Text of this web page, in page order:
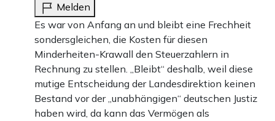
Melden
Es war von Anfang an und bleibt eine Frechheit
sondersgleichen, die Kosten für diesen
Minderheiten-Krawall den Steuerzahlern in
Rechnung zu stellen. „Bleibt“ deshalb, weil diese
mutige Entscheidung der Landesdirektion keinen
Bestand vor der „unabhängigen“ deutschen Justiz
haben wird, da kann das Vermögen als